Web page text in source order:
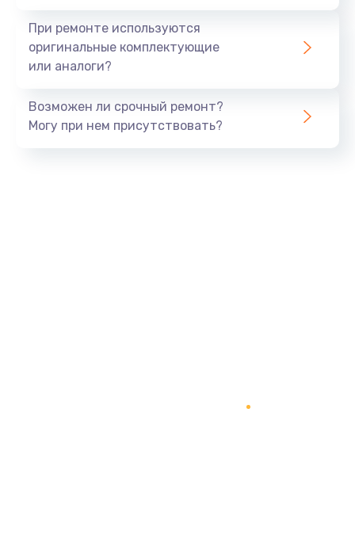
При ремонте используются
оригинальные комплектующие
или аналоги?
Возможен ли срочный ремонт?
Могу при нем присутствовать?